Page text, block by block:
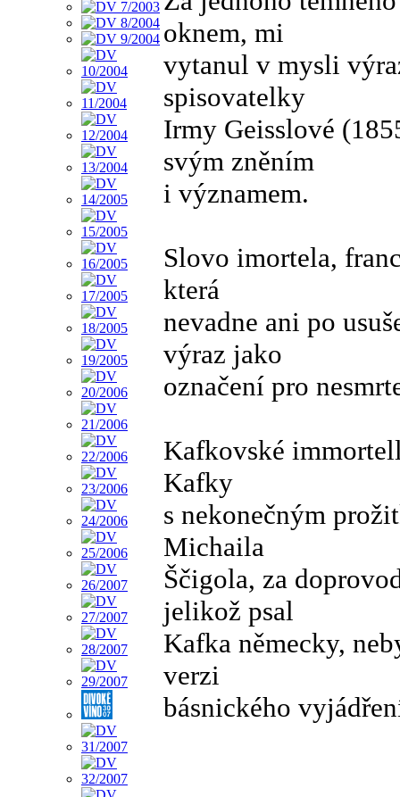
oknem, mi
vytanul v mysli
spisovatelky
Irmy Geisslové
svým zněním
i významem.
Slovo imortela,
která
nevadne ani po
výraz jako
označení pro
Kafkovské
Kafky
s nekonečným
Michaila
Ščigola, za
jelikož psal
Kafka německy,
verzi
básnického